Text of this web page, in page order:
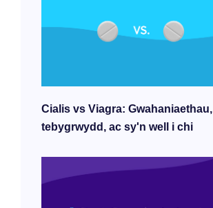
Cialis vs Viagra: Gwahaniaethau,
tebygrwydd, ac sy'n well i chi